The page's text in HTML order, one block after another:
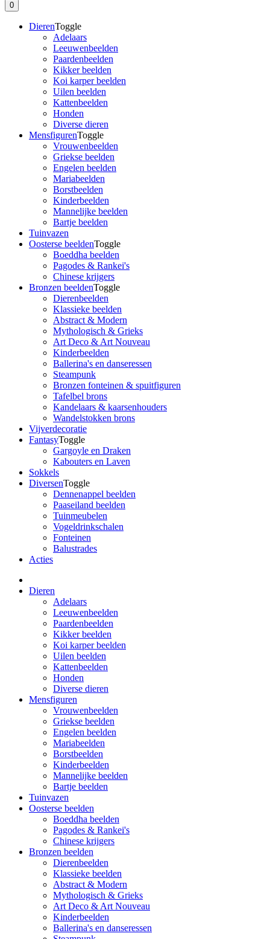
0
DierenToggle
Adelaars
Leeuwenbeelden
Paardenbeelden
Kikker beelden
Koi karper beelden
Uilen beelden
Kattenbeelden
Honden
Diverse dieren
MensfigurenToggle
Vrouwenbeelden
Griekse beelden
Engelen beelden
Mariabeelden
Borstbeelden
Kinderbeelden
Mannelijke beelden
Bartje beelden
Tuinvazen
Oosterse beeldenToggle
Boeddha beelden
Pagodes & Rankei's
Chinese krijgers
Bronzen beeldenToggle
Dierenbeelden
Klassieke beelden
Abstract & Modern
Mythologisch & Grieks
Art Deco & Art Nouveau
Kinderbeelden
Ballerina's en danseressen
Steampunk
Bronzen fonteinen & spuitfiguren
Tafelbel brons
Kandelaars & kaarsenhouders
Wandelstokken brons
Vijverdecoratie
FantasyToggle
Gargoyle en Draken
Kabouters en Laven
Sokkels
DiversenToggle
Dennenappel beelden
Paaseiland beelden
Tuinmeubelen
Vogeldrinkschalen
Fonteinen
Balustrades
Acties
Dieren
Adelaars
Leeuwenbeelden
Paardenbeelden
Kikker beelden
Koi karper beelden
Uilen beelden
Kattenbeelden
Honden
Diverse dieren
Mensfiguren
Vrouwenbeelden
Griekse beelden
Engelen beelden
Mariabeelden
Borstbeelden
Kinderbeelden
Mannelijke beelden
Bartje beelden
Tuinvazen
Oosterse beelden
Boeddha beelden
Pagodes & Rankei's
Chinese krijgers
Bronzen beelden
Dierenbeelden
Klassieke beelden
Abstract & Modern
Mythologisch & Grieks
Art Deco & Art Nouveau
Kinderbeelden
Ballerina's en danseressen